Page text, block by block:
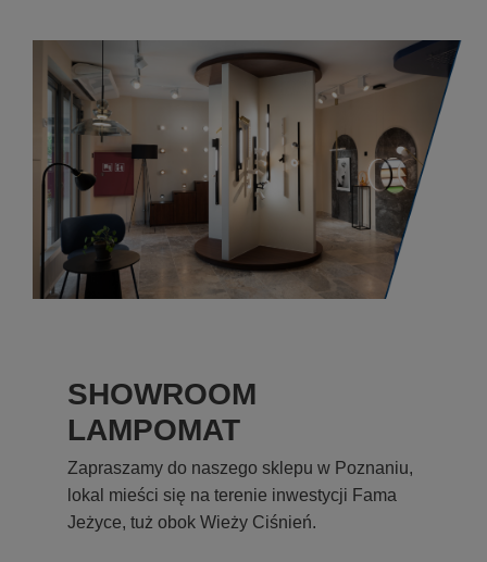
SHOWROOM
LAMPOMAT
Zapraszamy do naszego sklepu w Poznaniu,
lokal mieści się na terenie inwestycji Fama
Jeżyce, tuż obok Wieży Ciśnień.